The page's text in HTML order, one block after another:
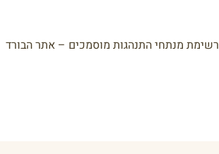
רשימת מנתחי התנהגות מוסמכים – אתר הבורד